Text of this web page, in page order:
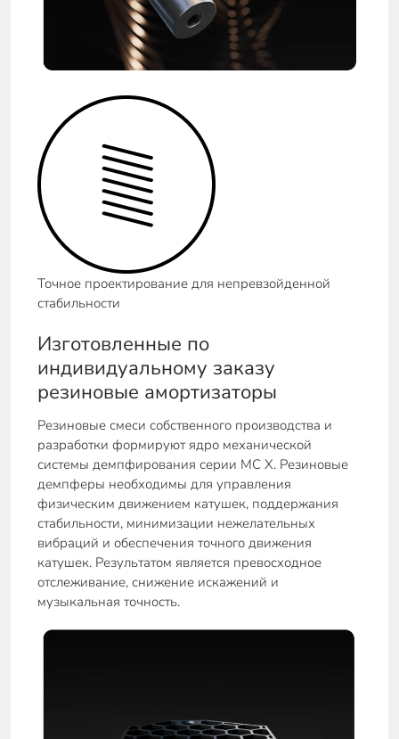
Точное проектирование для непревзойденной
стабильности
Изготовленные по
индивидуальному заказу
резиновые амортизаторы
Резиновые смеси собственного производства и
разработки формируют ядро механической
системы демпфирования серии MC X. Резиновые
демпферы необходимы для управления
физическим движением катушек, поддержания
стабильности, минимизации нежелательных
вибраций и обеспечения точного движения
катушек. Результатом является превосходное
отслеживание, снижение искажений и
музыкальная точность.